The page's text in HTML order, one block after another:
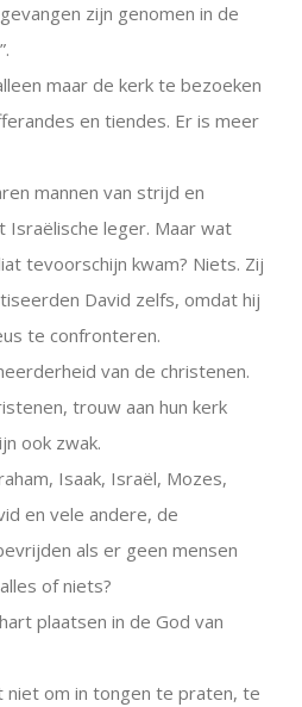
zijn genomen in de
maar de kerk te bezoeken
en tiendes. Er is meer
mannen van strijd en
Israëlische leger. Maar wat
tevoorschijn kwam? Niets. Zij
David zelfs, omdat hij
te confronteren.
van de christenen.
trouw aan hun kerk
ook zwak.
Isaak, Israël, Mozes,
en vele andere, de
als er geen mensen
of niets?
plaatsen in de God van
niet om in tongen te praten, te